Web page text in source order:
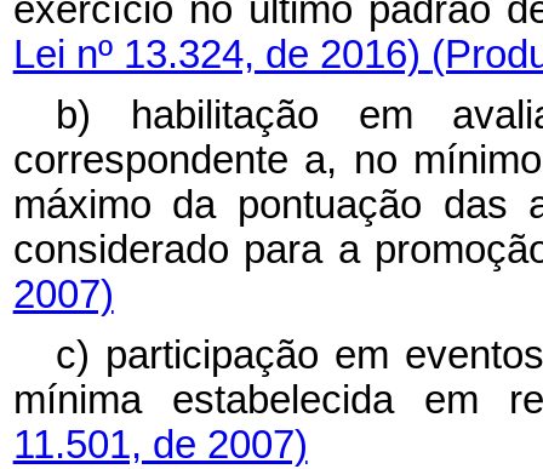
exercício no último padrão
Lei nº 13.324, de 2016)
b) habilitação em
correspondente a, no
máximo da pontuação das
considerado para a
2007)
c) participação em
mínima estabelecida em
11.501, de 2007)